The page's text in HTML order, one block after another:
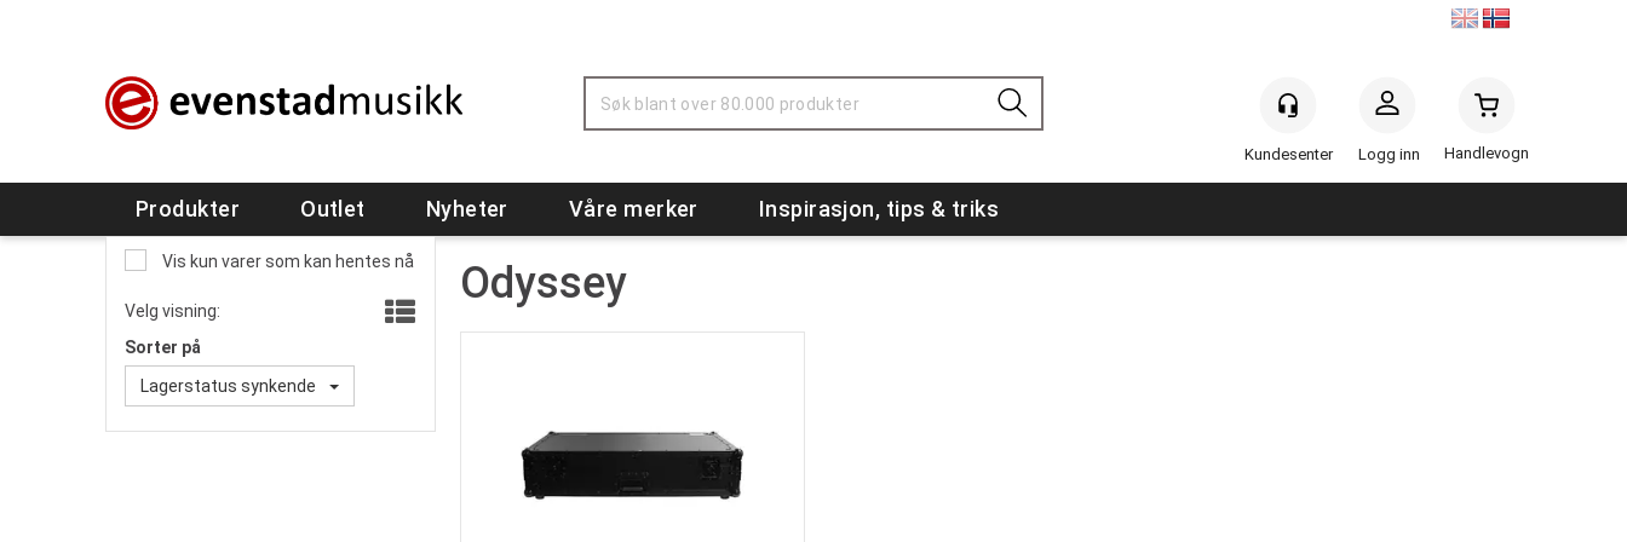
Logg inn Handlevogn
Produkter Outlet Nyheter Våre merker Inspirasjon, tips & triks
Vis kun varer som kan hentes nå
Velg visning:
Sorter på
Lagerstatus synkende
Odyssey